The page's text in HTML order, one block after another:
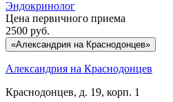
Эндокринолог
Цена первичного приема
2500 руб.
«Александрия на Краснодонцев»
Александрия на Краснодонцев
Краснодонцев, д. 19, корп. 1